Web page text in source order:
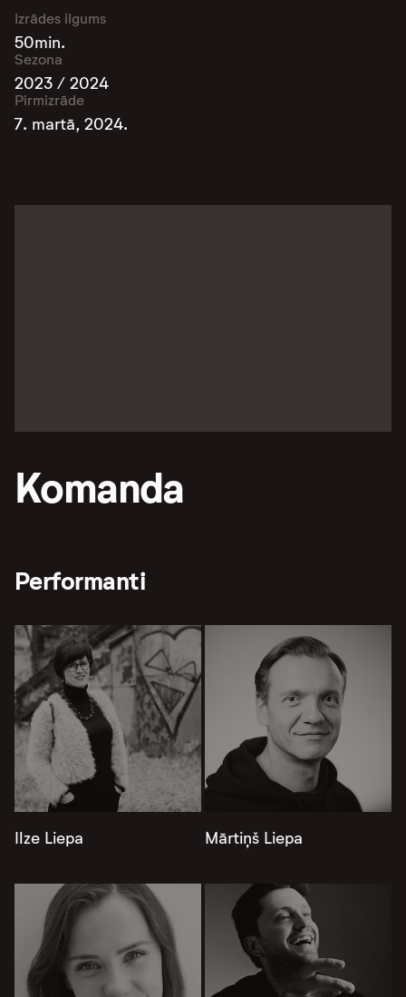
Izrādes ilgums
50min.
Sezona
2023 / 2024
Pirmizrāde
7. martā, 2024.
Komanda
Performanti
Ilze Liepa Mārtiņš Liepa